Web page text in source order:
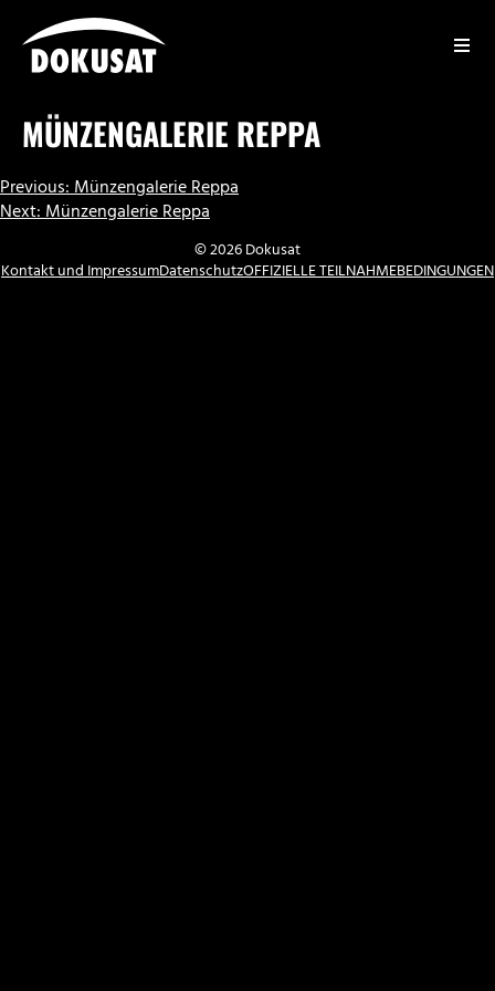
Inhalt
springen
MÜNZENGALERIE REPPA
BEITRAGSNAVIGATION
Previous:Münzengalerie Reppa
Next:Münzengalerie Reppa
© 2026 Dokusat
Kontakt und ImpressumDatenschutzOFFIZIELLE TEILNAHMEBEDINGUNGEN